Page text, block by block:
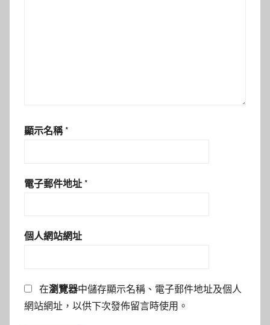
顯示名稱 *
電子郵件地址 *
個人網站網址
在瀏覽器中儲存顯示名稱、電子郵件地址及個人
網站網址，以供下次發佈留言時使用。